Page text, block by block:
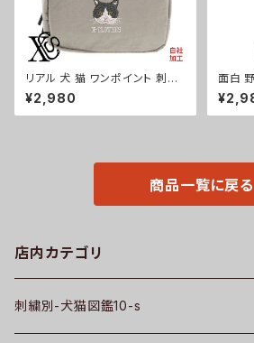
リアル 犬 猫 ワンポイント 刺繍
保温保冷ミニバッグ エコバッグ
軽量 バッグインバッグ レディー
ス メンズ 雑貨 グッズ 自社ブラ
¥2,980
面白
ャツ
袖 レ
ワンポ
商品一覧に戻る
店内カテゴリ
刺繍別-犬猫図鑑10-s